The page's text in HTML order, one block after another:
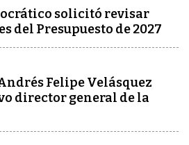
solicitó revisar
del Presupuesto de 2027
Felipe Velásquez
director general de la